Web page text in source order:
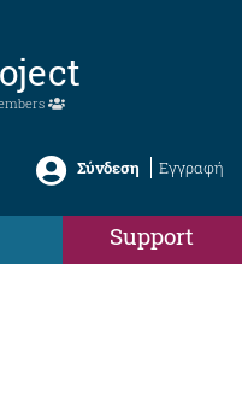
Σύνδεση Εγγραφή
Support